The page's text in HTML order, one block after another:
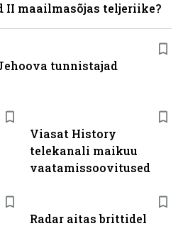
Viasat History
telekanali maikuu
vaatamissoovitused
Radar aitas brittidel
maailmasõjas teljeriike?
tunnistajad